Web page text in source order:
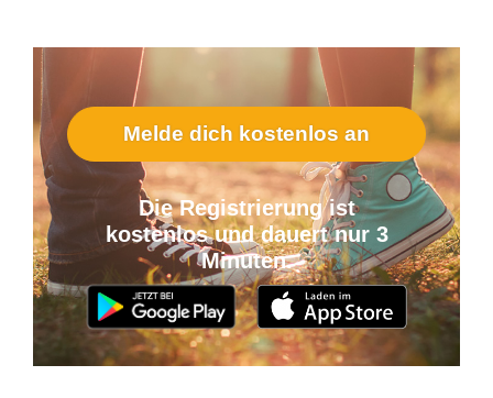
Melde dich kostenlos an
Die Registrierung ist
kostenlos und dauert nur 3
Minuten.